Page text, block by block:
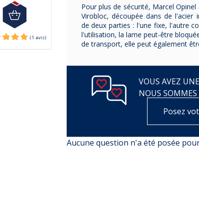
Pour plus de sécurité, Marcel
Virobloc, découpée dans de l'acier
de deux parties : l'une fixe, l'autre
l'utilisation, la lame peut-être
de transport, elle peut également
VOUS AVEZ
NOUS
Posez
Aucune question n'a été posée